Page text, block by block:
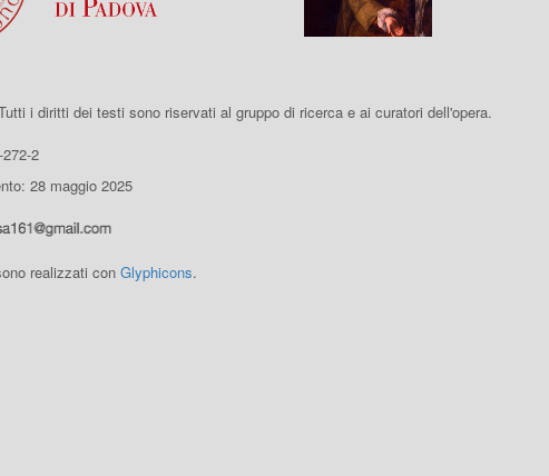
i diritti dei testi sono riservati al gruppo di ricerca e ai curatori dell'opera.
2
28 maggio 2025
realizzati con Glyphicons.